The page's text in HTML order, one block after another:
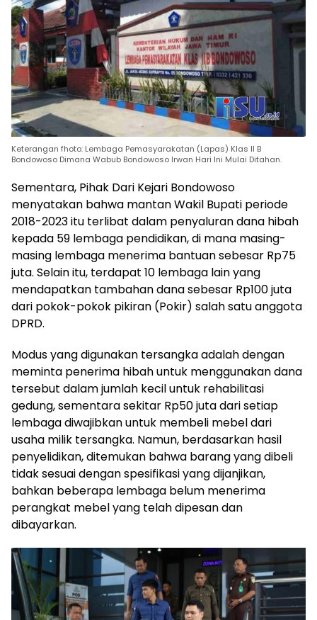
Keterangan fhoto: Lembaga Pemasyarakatan (Lapas) Klas II B
Bondowoso Dimana Wabub Bondowoso Irwan Hari Ini Mulai Ditahan.
Sementara, Pihak Dari Kejari Bondowoso
menyatakan bahwa mantan Wakil Bupati periode
2018-2023 itu terlibat dalam penyaluran dana hibah
kepada 59 lembaga pendidikan, di mana masing-
masing lembaga menerima bantuan sebesar Rp75
juta. Selain itu, terdapat 10 lembaga lain yang
mendapatkan tambahan dana sebesar Rp100 juta
dari pokok-pokok pikiran (Pokir) salah satu anggota
DPRD.
Modus yang digunakan tersangka adalah dengan
meminta penerima hibah untuk menggunakan dana
tersebut dalam jumlah kecil untuk rehabilitasi
gedung, sementara sekitar Rp50 juta dari setiap
lembaga diwajibkan untuk membeli mebel dari
usaha milik tersangka. Namun, berdasarkan hasil
penyelidikan, ditemukan bahwa barang yang dibeli
tidak sesuai dengan spesifikasi yang dijanjikan,
bahkan beberapa lembaga belum menerima
perangkat mebel yang telah dipesan dan
dibayarkan.